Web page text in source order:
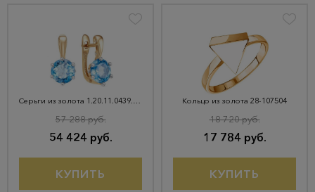
Серьги из золота 1.20.11.0439.00-4560
54 424 руб.
57 288 руб.
КУПИТЬ
Кольцо из золота 28-107504
17 784 руб.
18 720 руб.
КУПИТЬ